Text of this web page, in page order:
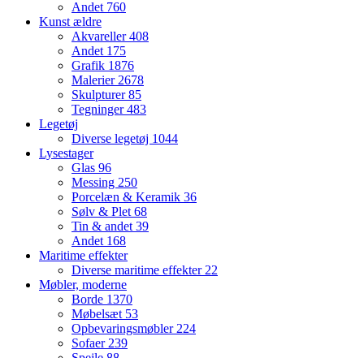
Andet 760
Kunst ældre
Akvareller408
Andet 175
Grafik 1876
Malerier2678
Skulpturer85
Tegninger483
Legetøj
Diverse legetøj 1044
Lysestager
Glas 96
Messing 250
Porcelæn & Keramik 36
Sølv & Plet68
Tin & andet39
Andet 168
Maritime effekter
Diverse maritime effekter22
Møbler, moderne
Borde 1370
Møbelsæt 53
Opbevaringsmøbler224
Sofaer239